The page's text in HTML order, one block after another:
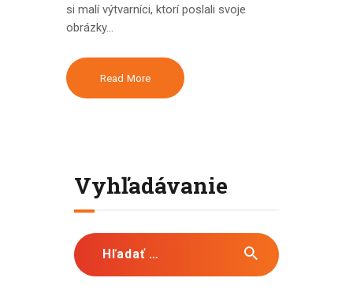
si malí výtvarníci, ktorí poslali svoje
obrázky…
Read More
Vyhľadávanie
Hľadať: